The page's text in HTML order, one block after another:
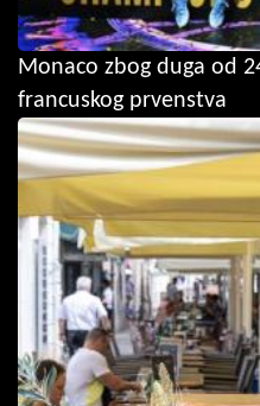
Monaco zbog duga od
francuskog prvenstva